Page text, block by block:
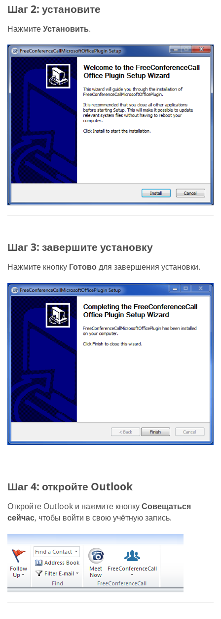
Шаг 2: установите
НажмитеУстановить.
Шаг 3: завершите установку
Нажмите кнопку Готоводля завершения установки.
Шаг 4: откройте Outlook
Откройте Outlook и нажмите кнопкуСовещаться
сейчас, чтобы войти в свою учётную запись.